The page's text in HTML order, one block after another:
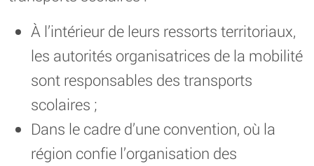
À l’intérieur de leurs ressorts territoriaux,
les autorités organisatrices de la mobilité
sont responsables des transports
scolaires ;
Dans le cadre d’une convention, où la
région confie l’organisation des